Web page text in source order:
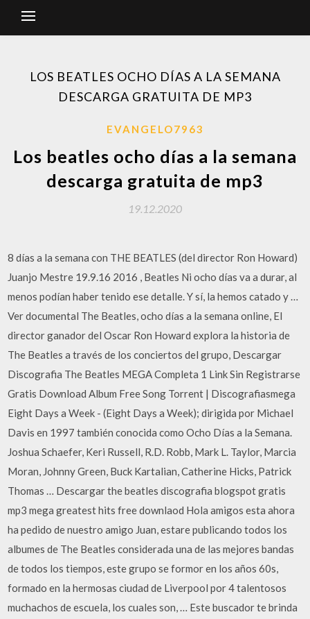
LOS BEATLES OCHO DÍAS A LA SEMANA
DESCARGA GRATUITA DE MP3
EVANGELO7963
Los beatles ocho días a la semana
descarga gratuita de mp3
19.12.2020
8 días a la semana con THE BEATLES (del director Ron Howard)
Juanjo Mestre 19.9.16 2016 , Beatles Ni ocho días va a durar, al
menos podían haber tenido ese detalle. Y sí, la hemos catado y …
Ver documental The Beatles, ocho días a la semana online, El
director ganador del Oscar Ron Howard explora la historia de
The Beatles a través de los conciertos del grupo, Descargar
Discografia The Beatles MEGA Completa 1 Link Sin Registrarse
Gratis Download Album Free Song Torrent | Discografiasmega
Eight Days a Week - (Eight Days a Week); dirigida por Michael
Davis en 1997 también conocida como Ocho Días a la Semana.
Joshua Schaefer, Keri Russell, R.D. Robb, Mark L. Taylor, Marcia
Moran, Johnny Green, Buck Kartalian, Catherine Hicks, Patrick
Thomas … Descargar the beatles discografia blogspot gratis
mp3 mega greatest hits free downlaod Hola amigos esta ahora
ha pedido de nuestro amigo Juan, estare publicando todos los
albumes de The Beatles considerada una de las mejores bandas
de todos los tiempos, este grupo se formor en los años 60s,
formado en la hermosas ciudad de Liverpool por 4 talentosos
muchachos de escuela, los cuales son, … Este buscador te brinda